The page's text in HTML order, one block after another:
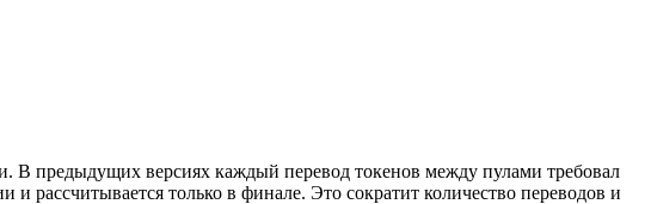
предыдущих версиях каждый перевод токенов между пулами требовал
рассчитывается только в финале. Это сократит количество переводов и